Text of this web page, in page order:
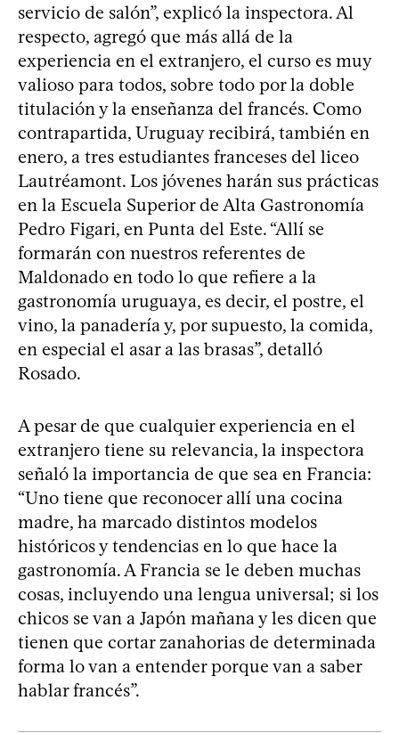
servicio de salón”, explicó la inspectora. Al
respecto, agregó que más allá de la
experiencia en el extranjero, el curso es muy
valioso para todos, sobre todo por la doble
titulación y la enseñanza del francés. Como
contrapartida, Uruguay recibirá, también en
enero, a tres estudiantes franceses del liceo
Lautréamont. Los jóvenes harán sus prácticas
en la Escuela Superior de Alta Gastronomía
Pedro Figari, en Punta del Este. “Allí se
formarán con nuestros referentes de
Maldonado en todo lo que refiere a la
gastronomía uruguaya, es decir, el postre, el
vino, la panadería y, por supuesto, la comida,
en especial el asar a las brasas”, detalló
Rosado.
A pesar de que cualquier experiencia en el
extranjero tiene su relevancia, la inspectora
señaló la importancia de que sea en Francia:
“Uno tiene que reconocer allí una cocina
madre, ha marcado distintos modelos
históricos y tendencias en lo que hace la
gastronomía. A Francia se le deben muchas
cosas, incluyendo una lengua universal; si los
chicos se van a Japón mañana y les dicen que
tienen que cortar zanahorias de determinada
forma lo van a entender porque van a saber
hablar francés”.